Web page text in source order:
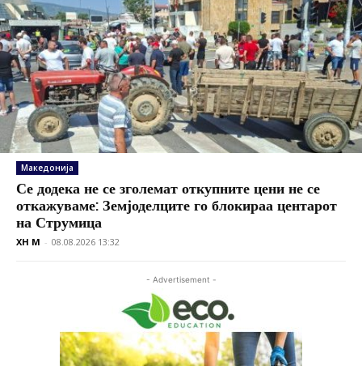
Македонија
Се додека не се зголемат откупните цени не се
откажуваме: Земјоделците го блокираа центарот
на Струмица
XH M - 08.08.2026 13:32
- Advertisement -